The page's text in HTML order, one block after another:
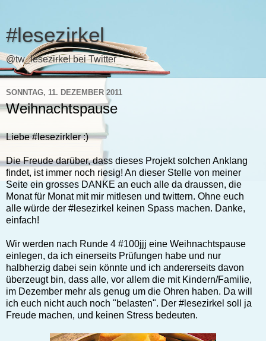
#lesezirkel
@tw_lesezirkel bei Twitter
SONNTAG, 11. DEZEMBER 2011
Weihnachtspause
Liebe #lesezirkler :)
Die Freude darüber, dass dieses Projekt solchen Anklang
findet, ist immer noch riesig! An dieser Stelle von meiner
Seite ein grosses DANKE an euch alle da draussen, die
Monat für Monat mit mir mitlesen und twittern. Ohne euch
alle würde der #lesezirkel keinen Spass machen. Danke,
einfach!
Wir werden nach Runde 4 #100jjj eine Weihnachtspause
einlegen, da ich einerseits Prüfungen habe und nur
halbherzig dabei sein könnte und ich andererseits davon
überzeugt bin, dass alle, vor allem die mit Kindern/Familie,
im Dezember mehr als genug um die Ohren haben. Da will
ich euch nicht auch noch "belasten". Der #lesezirkel soll ja
Freude machen, und keinen Stress bedeuten.